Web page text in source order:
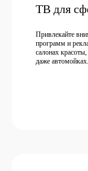
ТВ для
Привлекайте
программ и
салонах
даже автомойках.